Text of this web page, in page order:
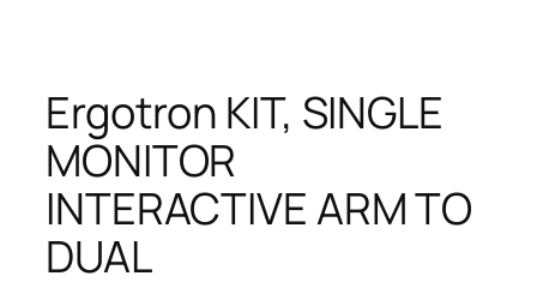
Ergotron KIT, SINGLE
MONITOR
INTERACTIVE ARM TO
DUAL